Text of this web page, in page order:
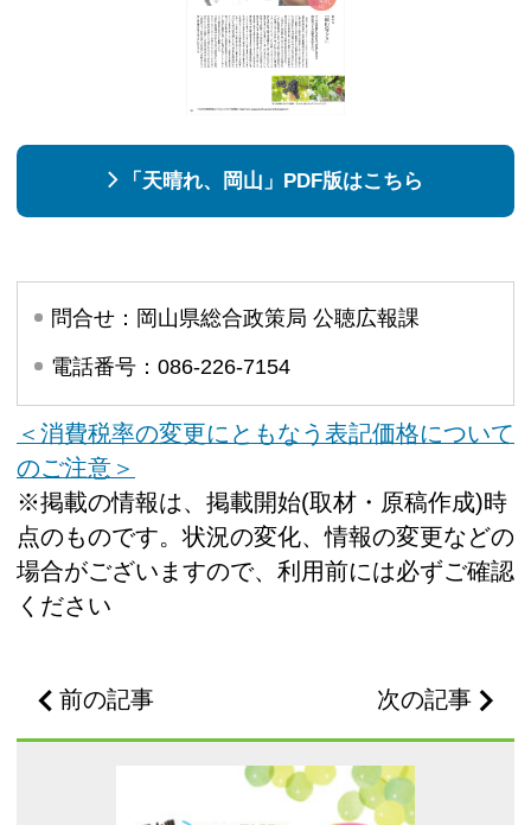
「天晴れ、岡山」PDF版はこちら
問合せ：岡山県総合政策局 公聴広報課
電話番号：086-226-7154
＜消費税率の変更にともなう表記価格について
のご注意＞
※掲載の情報は、掲載開始(取材・原稿作成)時
点のものです。状況の変化、情報の変更などの
場合がございますので、利用前には必ずご確認
ください
前の記事 次の記事